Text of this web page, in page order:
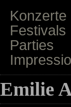
Konzerte
Festivals
Parties
Emilie